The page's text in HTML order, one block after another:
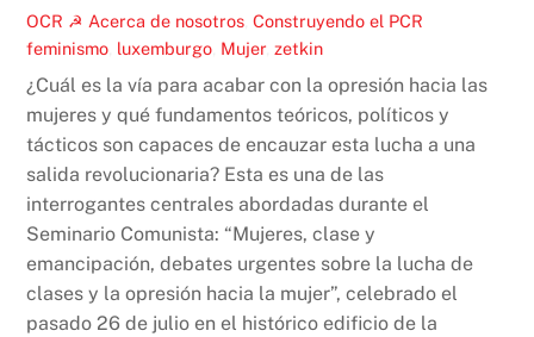
OCR ☭ Acerca de nosotros ,Construyendo el PCR
feminismo luxemburgo Mujer,zetkin
¿Cuál es la vía para acabar con la opresión hacia las
mujeres y qué fundamentos teóricos, políticos y
tácticos son capaces de encauzar esta lucha a una
salida revolucionaria? Esta es una de las
interrogantes centrales abordadas durante el
Seminario Comunista: “Mujeres, clase y
emancipación, debates urgentes sobre la lucha de
clases y la opresión hacia la mujer”, celebrado el
pasado 26 de julio en el histórico edificio de la